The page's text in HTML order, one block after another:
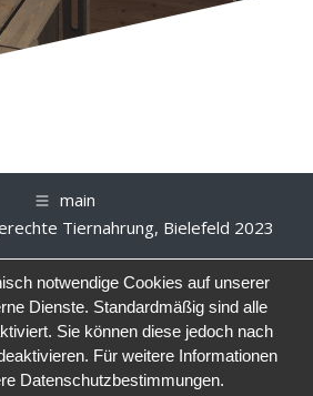
main
Tiernahrung, Bielefeld 2023
notwendige Cookies auf unserer
Dienste. Standardmäßig sind alle
Sie können diese jedoch nach
Für weitere Informationen
Datenschutzbestimmungen.